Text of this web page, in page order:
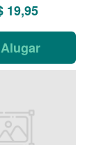
19,95